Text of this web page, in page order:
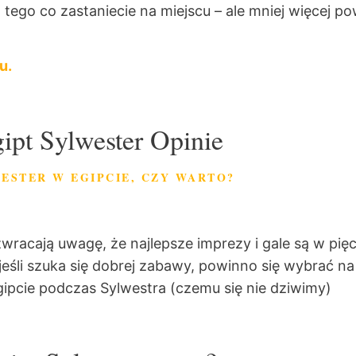
co zastaniecie na miejscu – ale mniej więcej
Sylwester Opinie
W EGIPCIE, CZY WARTO?
uwagę, że najlepsze imprezy i gale są w
szuka się dobrej zabawy, powinno się wybrać
podczas Sylwestra (czemu się nie dziwimy)